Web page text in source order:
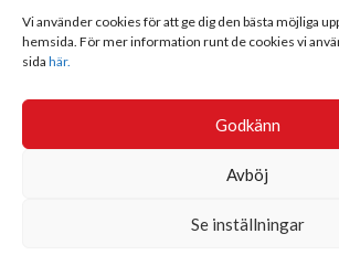
Vi använder cookies för att ge dig den bästa möjliga
hemsida. För mer information runt de cookies vi
sida här.
Godkänn
Avböj
Se inställningar